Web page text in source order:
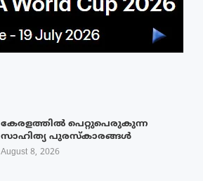
കേരളത്തിൽ പെറ്റുപെരുകുന്ന
സാഹിത്യ പുരസ്‌കാരങ്ങൾ
August 8, 2026